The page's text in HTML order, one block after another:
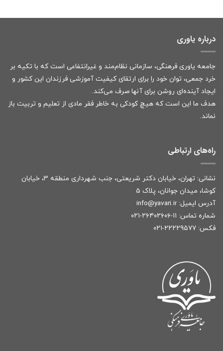
درباره یاوری
جامعه یاوری فرهنگی، سازمانی نظام‌مند و غیرانتفاعی است که با تکیه بر
خرد جمعی، توان خود را برای ارتقای کیفیت آموزشی فرزندان این کشور و
ایجاد آینده‌ای روشن برای آنها صرف می‌کند.
هدف ما این است که هیچ کودکی به خاطر فقر مادی از تعلیم و تربیت باز
نماند.
راه‌های ارتباطی
نشانی: تهران، خیابان دکتر شریعتی، جنب شهرداری منطقه ۳، خیابان
کوشا، میدان جوانان، پلاک ۵
آدرس ایمیل: info@yavari.ir
شماره تماس: ۱۱-۲۶۴۰۲۶۰۶-۰۲۱
فکس: ۲۲۲۲۹۵۷۷-۰۲۱